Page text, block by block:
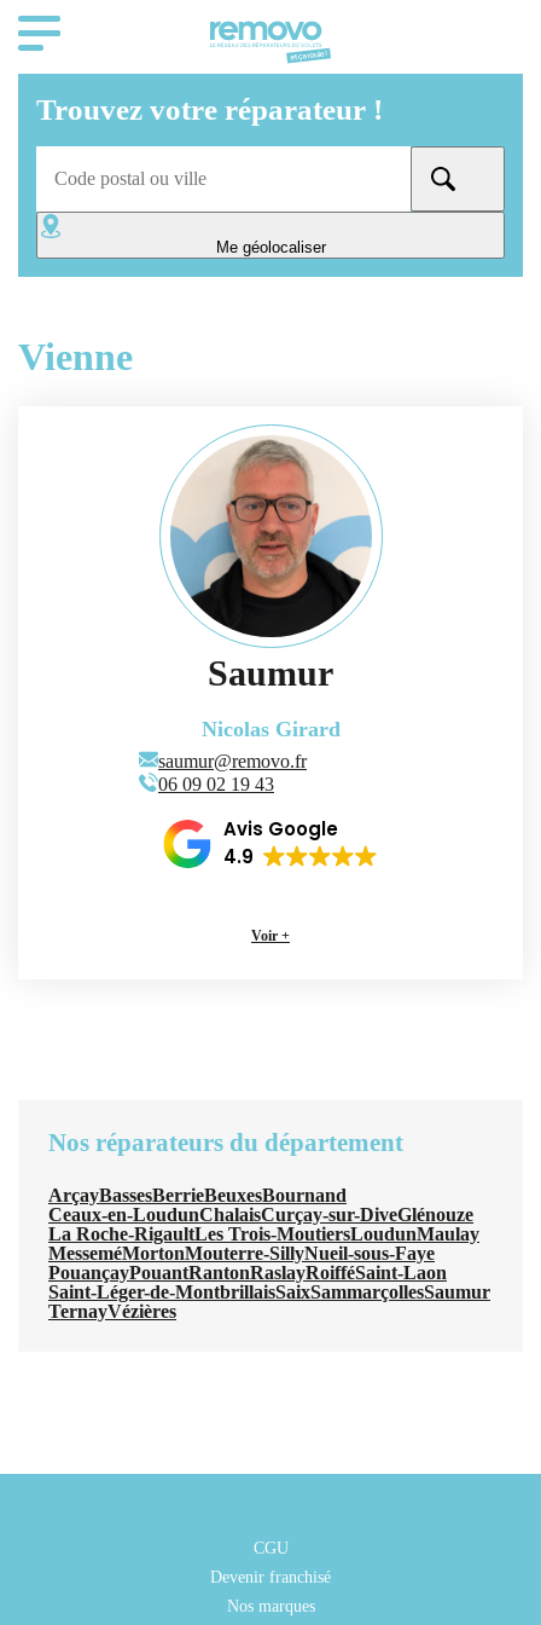
Trouvez votre réparateur !
Me géolocaliser
Vienne
Saumur
Nicolas Girard
saumur@removo.fr
06 09 02 19 43
Avis Google
4.9
Voir +
Nos réparateurs du département
ArçayBassesBerrieBeuxesBournand
Ceaux-en-LoudunChalaisCurçay-sur-DiveGlénouze
La Roche-RigaultLes Trois-MoutiersLoudunMaulay
MesseméMortonMouterre-SillyNueil-sous-Faye
PouançayPouantRantonRaslayRoifféSaint-Laon
Saint-Léger-de-MontbrillaisSaixSammarçollesSaumur
TernayVézières
CGU
Devenir franchisé
Nos marques